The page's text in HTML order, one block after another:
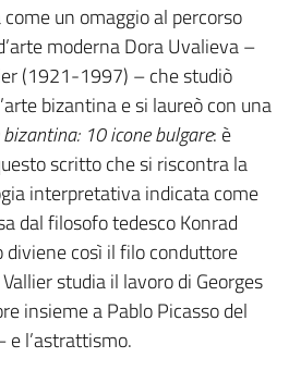
un omaggio al percorso
moderna Dora Uvalieva –
(1921-1997) – che studiò
bizantina e si laureò con una
10 icone bulgare: è
scritto che si riscontra la
interpretativa indicata come
dal filosofo tedesco Konrad
diviene così il filo conduttore
studia il lavoro di Georges
insieme a Pablo Picasso del
l’astrattismo.